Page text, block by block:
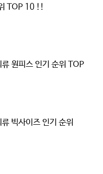
TOP 10 !!
원피스 인기 순위 TOP
빅사이즈 인기 순위